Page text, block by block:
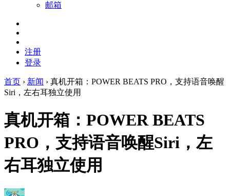
邮箱
注册
登录
首页 › 新闻 › 真机开箱：POWER BEATS PRO，支持语音唤醒
Siri，左右耳独立使用
真机开箱：POWER BEATS
PRO，支持语音唤醒Siri，左
右耳独立使用